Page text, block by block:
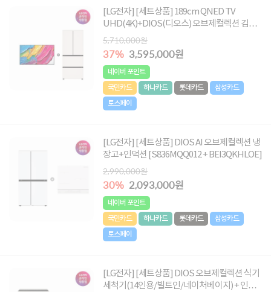
[LG전자] [세트상품] 189cm QNED TV
UHD(4K)+DIOS(디오스) 오브제컬렉션 김치
톡톡 402L (4도어/베이지)
[75QNED75AEA+Z408MEEF23]
5,710,000원
37% 3,595,000원
네이버 포인트
국민카드
하나카드 롯데카드
삼성카드
토스페이
[LG전자] [세트상품] DIOS AI 오브제컬렉션 냉
장고+인덕션 [S836MQQ012 + BEI3QKHLOE]
2,990,000원
30% 2,093,000원
네이버 포인트
국민카드
하나카드 롯데카드
삼성카드
토스페이
[LG전자] [세트상품] DIOS 오브제컬렉션 식기
세척기(14인용/빌트인/네이처베이지) + 인덕